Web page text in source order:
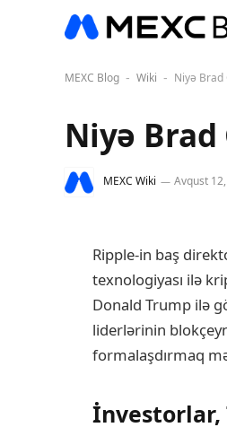
MEXC Blog - Wiki - Niyə Brad
Niyə
MEXC Wiki Avqust
Ripple-in baş
texnologiyası ilə
Donald Trump ilə
liderlərinin
formalaşdırmaq
İnvestorlar,